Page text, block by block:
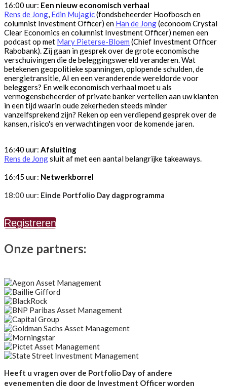
16:00 uur: Een nieuw economisch verhaal
Rens de Jong, Edin Mujagic(fondsbeheerder Hoofbosch en
columnist Investment Officer) en Han de Jong(econoom Crystal
Clear Economics en columnist Investment Officer) nemen een
podcast op met Mary Pieterse-Bloem (Chief Investment Officer
Rabobank). Zij gaan in gesprek over de grote economische
verschuivingen die de beleggingswereld veranderen. Wat
betekenen geopolitieke spanningen, oplopende schulden, de
energietransitie, AI en een veranderende wereldorde voor
beleggers? En welk economisch verhaal moet u als
vermogensbeheerder of private banker vertellen aan uw klanten
in een tijd waarin oude zekerheden steeds minder
vanzelfsprekend zijn? Reken op een verdiepend gesprek over de
kansen, risico's en verwachtingen voor de komende jaren.
16:40 uur: Afsluiting
Rens de Jongsluit af met een aantal belangrijke takeaways.
16:45 uur: Netwerkborrel
18:00 uur: Einde Portfolio Day dagprogramma
Registreren
Onze partners:
Heeft u vragen over de Portfolio Day of andere
evenementen die door de Investment Officer worden